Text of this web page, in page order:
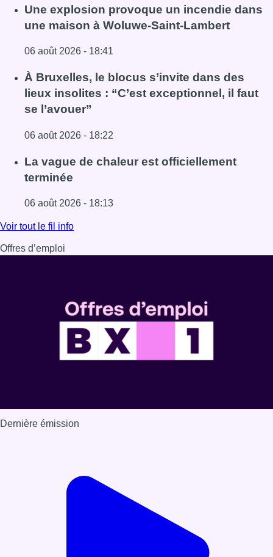
Une explosion provoque un incendie dans
une maison à Woluwe-Saint-Lambert
06 août 2026 - 18:41
Lire l'article Une explosion provoque un incendie dans
À Bruxelles, le blocus s’invite dans des
lieux insolites : “C’est exceptionnel, il faut
se l’avouer”
06 août 2026 - 18:22
Lire l'article À Bruxelles, le blocus s’invite dans des lieux
La vague de chaleur est officiellement
terminée
06 août 2026 - 18:13
Lire l'article La vague de chaleur est officiellement
Voir tout le fil info
Offres d’emploi
Dernière émission